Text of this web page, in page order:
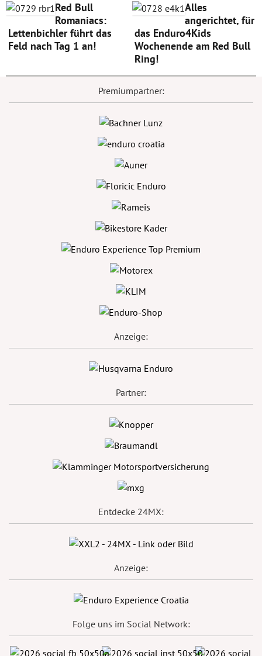
Red Bull
Romaniacs:
Lettenbichler führt das
Feld nach Tag 1 an!
Alles
angerichtet, für
das Enduro4Kids
Wochenende am Red Bull
Ring!
Premiumpartner:
Anzeige:
Partner:
Entdecke 24MX:
Anzeige:
Folge uns im Social Network: